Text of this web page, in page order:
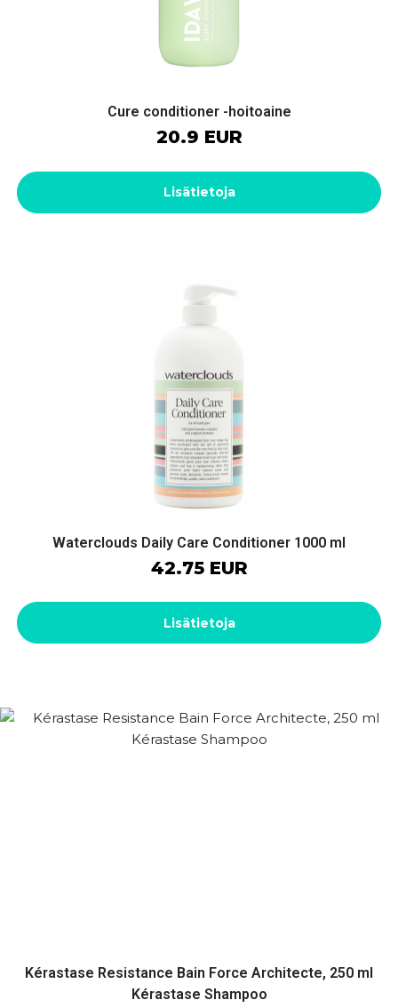
Cure conditioner -hoitoaine
20.9 EUR
Lisätietoja
Waterclouds Daily Care Conditioner 1000 ml
42.75 EUR
Lisätietoja
Kérastase Resistance Bain Force Architecte, 250 ml
Kérastase Shampoo